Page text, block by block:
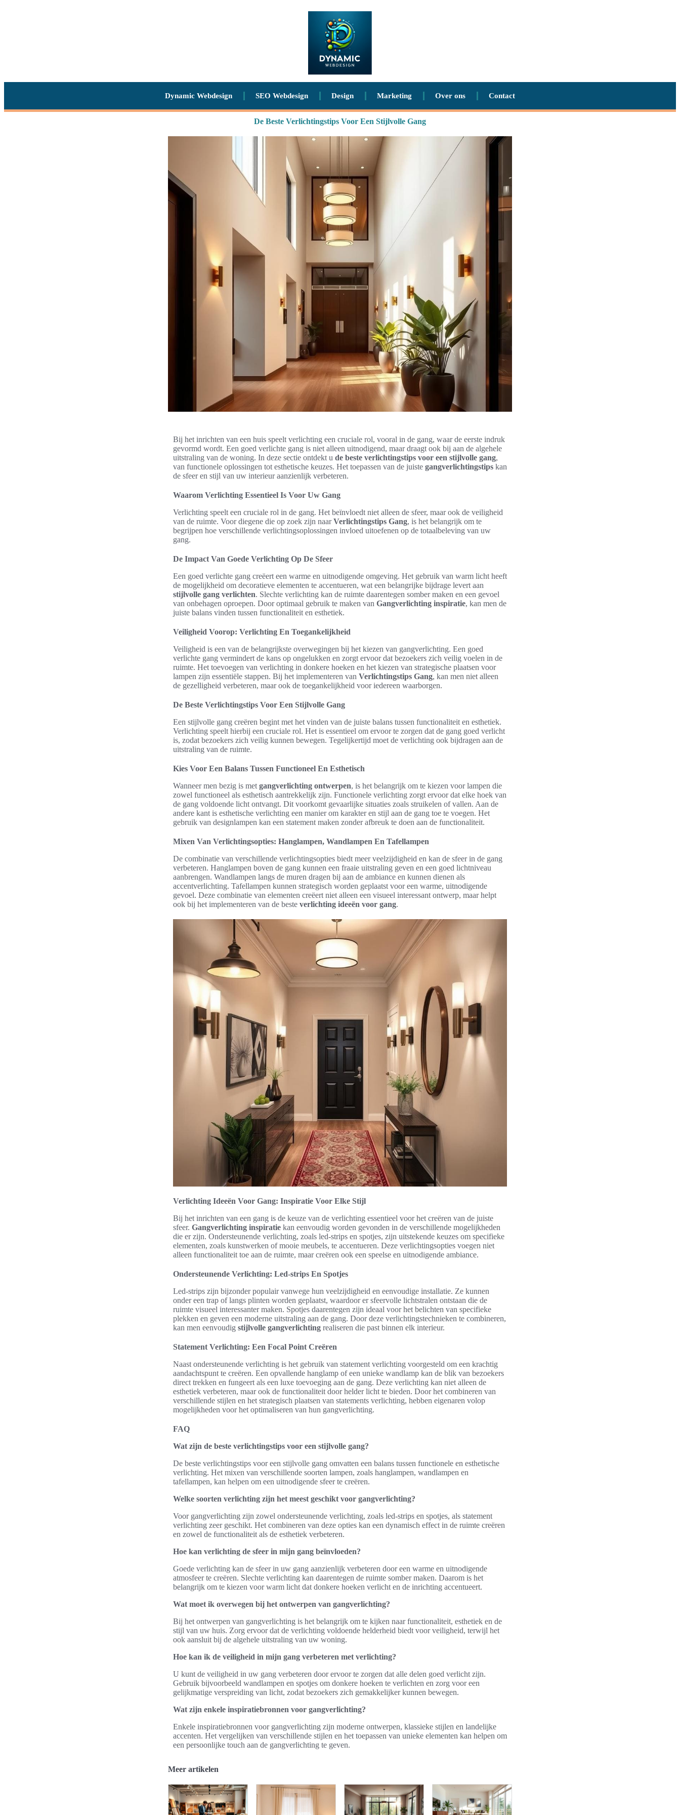
Dynamic Webdesign SEO Webdesign Design Marketing Over ons Contact
De Beste Verlichtingstips Voor Een Stijlvolle Gang
Bij het inrichten van een huis speelt verlichting een cruciale rol, vooral in de gang, waar de eerste indruk
gevormd wordt. Een goed verlichte gang is niet alleen uitnodigend, maar draagt ook bij aan de algehele
uitstraling van de woning. In deze sectie ontdekt u de beste verlichtingstips voor een stijlvolle gang,
van functionele oplossingen tot esthetische keuzes. Het toepassen van de juiste gangverlichtingstips kan
de sfeer en stijl van uw interieur aanzienlijk verbeteren.
Waarom Verlichting Essentieel Is Voor Uw Gang
Verlichting speelt een cruciale rol in de gang. Het beïnvloedt niet alleen de sfeer, maar ook de veiligheid
van de ruimte. Voor diegene die op zoek zijn naarVerlichtingstips Gang, is het belangrijk om te
begrijpen hoe verschillende verlichtingsoplossingen invloed uitoefenen op de totaalbeleving van uw
gang.
De Impact Van Goede Verlichting Op De Sfeer
Een goed verlichte gang creëert een warme en uitnodigende omgeving. Het gebruik van warm licht heeft
de mogelijkheid om decoratieve elementen te accentueren, wat een belangrijke bijdrage levert aan
stijlvolle gang verlichten. Slechte verlichting kan de ruimte daarentegen somber maken en een gevoel
van onbehagen oproepen. Door optimaal gebruik te maken van Gangverlichting inspiratie, kan men de
juiste balans vinden tussen functionaliteit en esthetiek.
Veiligheid Voorop: Verlichting En Toegankelijkheid
Veiligheid is een van de belangrijkste overwegingen bij het kiezen van gangverlichting. Een goed
verlichte gang vermindert de kans op ongelukken en zorgt ervoor dat bezoekers zich veilig voelen in de
ruimte. Het toevoegen van verlichting in donkere hoeken en het kiezen van strategische plaatsen voor
lampen zijn essentiële stappen. Bij het implementeren van Verlichtingstips Gang, kan men niet alleen
de gezelligheid verbeteren, maar ook de toegankelijkheid voor iedereen waarborgen.
De Beste Verlichtingstips Voor Een Stijlvolle Gang
Een stijlvolle gang creëren begint met het vinden van de juiste balans tussen functionaliteit en esthetiek.
Verlichting speelt hierbij een cruciale rol. Het is essentieel om ervoor te zorgen dat de gang goed verlicht
is, zodat bezoekers zich veilig kunnen bewegen. Tegelijkertijd moet de verlichting ook bijdragen aan de
uitstraling van de ruimte.
Kies Voor Een Balans Tussen Functioneel En Esthetisch
Wanneer men bezig is met gangverlichting ontwerpen, is het belangrijk om te kiezen voor lampen die
zowel functioneel als esthetisch aantrekkelijk zijn. Functionele verlichting zorgt ervoor dat elke hoek van
de gang voldoende licht ontvangt. Dit voorkomt gevaarlijke situaties zoals struikelen of vallen. Aan de
andere kant is esthetische verlichting een manier om karakter en stijl aan de gang toe te voegen. Het
gebruik van designlampen kan een statement maken zonder afbreuk te doen aan de functionaliteit.
Mixen Van Verlichtingsopties: Hanglampen, Wandlampen En Tafellampen
De combinatie van verschillende verlichtingsopties biedt meer veelzijdigheid en kan de sfeer in de gang
verbeteren. Hanglampen boven de gang kunnen een fraaie uitstraling geven en een goed lichtniveau
aanbrengen. Wandlampen langs de muren dragen bij aan de ambiance en kunnen dienen als
accentverlichting. Tafellampen kunnen strategisch worden geplaatst voor een warme, uitnodigende
gevoel. Deze combinatie van elementen creëert niet alleen een visueel interessant ontwerp, maar helpt
ook bij het implementeren van de beste verlichting ideeën voor gang.
Verlichting Ideeën Voor Gang: Inspiratie Voor Elke Stijl
Bij het inrichten van een gang is de keuze van de verlichting essentieel voor het creëren van de juiste
sfeer. Gangverlichting inspiratie kan eenvoudig worden gevonden in de verschillende mogelijkheden
die er zijn. Ondersteunende verlichting, zoals led-strips en spotjes, zijn uitstekende keuzes om specifieke
elementen, zoals kunstwerken of mooie meubels, te accentueren. Deze verlichtingsopties voegen niet
alleen functionaliteit toe aan de ruimte, maar creëren ook een speelse en uitnodigende ambiance.
Ondersteunende Verlichting: Led-strips En Spotjes
Led-strips zijn bijzonder populair vanwege hun veelzijdigheid en eenvoudige installatie. Ze kunnen
onder een trap of langs plinten worden geplaatst, waardoor er sfeervolle lichtstralen ontstaan die de
ruimte visueel interessanter maken. Spotjes daarentegen zijn ideaal voor het belichten van specifieke
plekken en geven een moderne uitstraling aan de gang. Door deze verlichtingstechnieken te combineren,
kan men eenvoudig stijlvolle gangverlichting realiseren die past binnen elk interieur.
Statement Verlichting: Een Focal Point Creëren
Naast ondersteunende verlichting is het gebruik van statement verlichting voorgesteld om een krachtig
aandachtspunt te creëren. Een opvallende hanglamp of een unieke wandlamp kan de blik van bezoekers
direct trekken en fungeert als een luxe toevoeging aan de gang. Deze verlichting kan niet alleen de
esthetiek verbeteren, maar ook de functionaliteit door helder licht te bieden. Door het combineren van
verschillende stijlen en het strategisch plaatsen van statements verlichting, hebben eigenaren volop
mogelijkheden voor het optimaliseren van hun gangverlichting.
FAQ
Wat zijn de beste verlichtingstips voor een stijlvolle gang?
De beste verlichtingstips voor een stijlvolle gang omvatten een balans tussen functionele en esthetische
verlichting. Het mixen van verschillende soorten lampen, zoals hanglampen, wandlampen en
tafellampen, kan helpen om een uitnodigende sfeer te creëren.
Welke soorten verlichting zijn het meest geschikt voor gangverlichting?
Voor gangverlichting zijn zowel ondersteunende verlichting, zoals led-strips en spotjes, als statement
verlichting zeer geschikt. Het combineren van deze opties kan een dynamisch effect in de ruimte creëren
en zowel de functionaliteit als de esthetiek verbeteren.
Hoe kan verlichting de sfeer in mijn gang beïnvloeden?
Goede verlichting kan de sfeer in uw gang aanzienlijk verbeteren door een warme en uitnodigende
atmosfeer te creëren. Slechte verlichting kan daarentegen de ruimte somber maken. Daarom is het
belangrijk om te kiezen voor warm licht dat donkere hoeken verlicht en de inrichting accentueert.
Wat moet ik overwegen bij het ontwerpen van gangverlichting?
Bij het ontwerpen van gangverlichting is het belangrijk om te kijken naar functionaliteit, esthetiek en de
stijl van uw huis. Zorg ervoor dat de verlichting voldoende helderheid biedt voor veiligheid, terwijl het
ook aansluit bij de algehele uitstraling van uw woning.
Hoe kan ik de veiligheid in mijn gang verbeteren met verlichting?
U kunt de veiligheid in uw gang verbeteren door ervoor te zorgen dat alle delen goed verlicht zijn.
Gebruik bijvoorbeeld wandlampen en spotjes om donkere hoeken te verlichten en zorg voor een
gelijkmatige verspreiding van licht, zodat bezoekers zich gemakkelijker kunnen bewegen.
Wat zijn enkele inspiratiebronnen voor gangverlichting?
Enkele inspiratiebronnen voor gangverlichting zijn moderne ontwerpen, klassieke stijlen en landelijke
accenten. Het vergelijken van verschillende stijlen en het toepassen van unieke elementen kan helpen om
een persoonlijke touch aan de gangverlichting te geven.
Meer artikelen